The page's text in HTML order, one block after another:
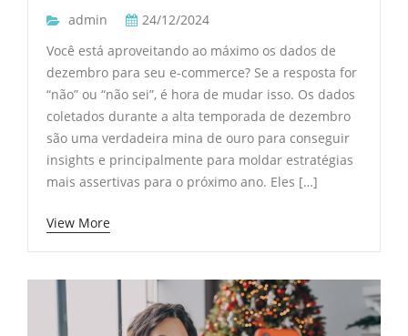
admin
24/12/2024
Você está aproveitando ao máximo os dados de
dezembro para seu e-commerce? Se a resposta for
“não” ou “não sei”, é hora de mudar isso. Os dados
coletados durante a alta temporada de dezembro
são uma verdadeira mina de ouro para conseguir
insights e principalmente para moldar estratégias
mais assertivas para o próximo ano. Eles […]
View More